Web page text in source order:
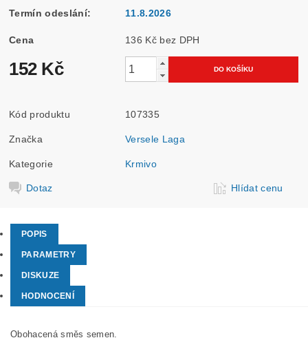
Termín odeslání: 11.8.2026
Cena 136 Kč bez DPH
152 Kč
Kód produktu 107335
Značka Versele Laga
Kategorie Krmivo
Dotaz Hlídat cenu
POPIS
PARAMETRY
DISKUZE
HODNOCENÍ
Obohacená směs semen.